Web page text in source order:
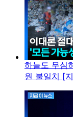
하늘도 무심
원 불일치 [